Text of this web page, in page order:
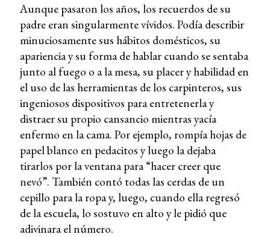
Aunque pasaron los años, los recuerdos de su
padre eran singularmente vívidos. Podía describir
minuciosamente sus hábitos domésticos, su
apariencia y su forma de hablar cuando se sentaba
junto al fuego o a la mesa, su placer y habilidad en
el uso de las herramientas de los carpinteros, sus
ingeniosos dispositivos para entretenerla y
distraer su propio cansancio mientras yacía
enfermo en la cama. Por ejemplo, rompía hojas de
papel blanco en pedacitos y luego la dejaba
tirarlos por la ventana para “hacer creer que
nevó”. También contó todas las cerdas de un
cepillo para la ropa y, luego, cuando ella regresó
de la escuela, lo sostuvo en alto y le pidió que
adivinara el número.